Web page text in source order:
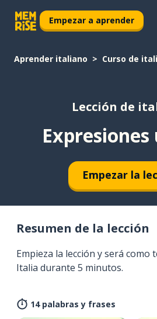
Empezar a aprender
Aprender italiano Curso de
Lección de
Empezar la
Resumen de la lección
Empieza la lección y será
Italia durante 5 minutos.
14 palabras y frases